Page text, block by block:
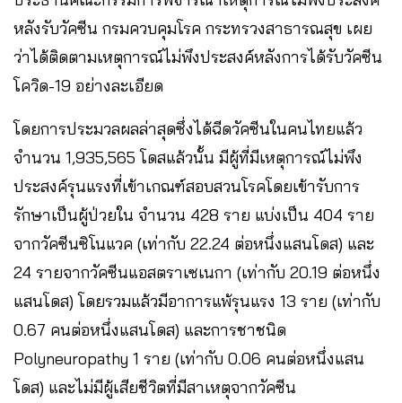
หลังรับวัคซีน กรมควบคุมโรค กระทรวงสาธารณสุข เผย
ว่าได้ติดตามเหตุการณ์ไม่พึงประสงค์หลังการได้รับวัคซีน
โควิด-19 อย่างละเอียด
โดยการประมวลผลล่าสุดซึ่งได้ฉีดวัคซีนในคนไทยแล้ว
จำนวน 1,935,565 โดสแล้วนั้น มีผู้ที่มีเหตุการณ์ไม่พึง
ประสงค์รุนแรงที่เข้าเกณฑ์สอบสวนโรคโดยเข้ารับการ
รักษาเป็นผู้ป่วยใน จำนวน 428 ราย แบ่งเป็น 404 ราย
จากวัคซีนซิโนแวค (เท่ากับ 22.24 ต่อหนึ่งแสนโดส) และ
24 รายจากวัคซีนแอสตราเซเนกา (เท่ากับ 20.19 ต่อหนึ่ง
แสนโดส) โดยรวมแล้วมีอาการแพ้รุนแรง 13 ราย (เท่ากับ
0.67 คนต่อหนึ่งแสนโดส) และการชาชนิด
Polyneuropathy 1 ราย (เท่ากับ 0.06 คนต่อหนึ่งแสน
โดส) และไม่มีผู้เสียชีวิตที่มีสาเหตุจากวัคซีน